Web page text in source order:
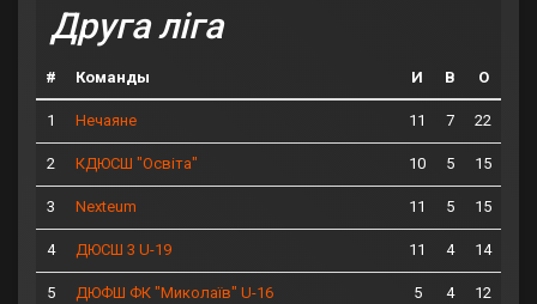
Друга ліга
# Команды И В О
1 Нечаяне 11 7 22
2 КДЮСШ "Освіта" 10 5 15
3 Nexteum 11 5 15
4 ДЮСШ 3 U-19 11 4 14
5 ДЮФШ ФК "Миколаїв" U-16 5 4 12